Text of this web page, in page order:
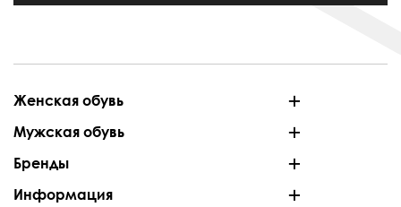
Женская обувь
Мужская обувь
Бренды
Информация